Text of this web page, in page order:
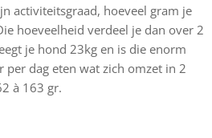
activiteitsgraad, hoeveel gram je
hoeveelheid verdeel je dan over 2
je hond 23kg en is die enorm
per dag eten wat zich omzet in 2
à 163 gr.